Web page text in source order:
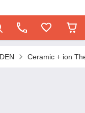
Ceramic + ion